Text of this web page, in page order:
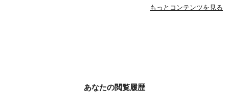
もっとコンテンツを見る
あなたの閲覧履歴